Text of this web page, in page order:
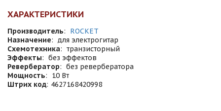
ХАРАКТЕРИСТИКИ
Производитель:
ROCKET
Назначение: для электрогитар
Схемотехника: транзисторный
Эффекты: без эффектов
Ревербератор: без ревербератора
Мощность:
10 Вт
Штрих код: 4627168420998